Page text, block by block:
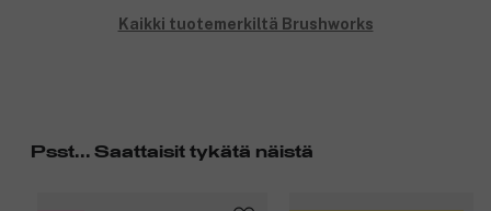
Kaikki tuotemerkiltä Brushworks
Psst... Saattaisit tykätä näistä